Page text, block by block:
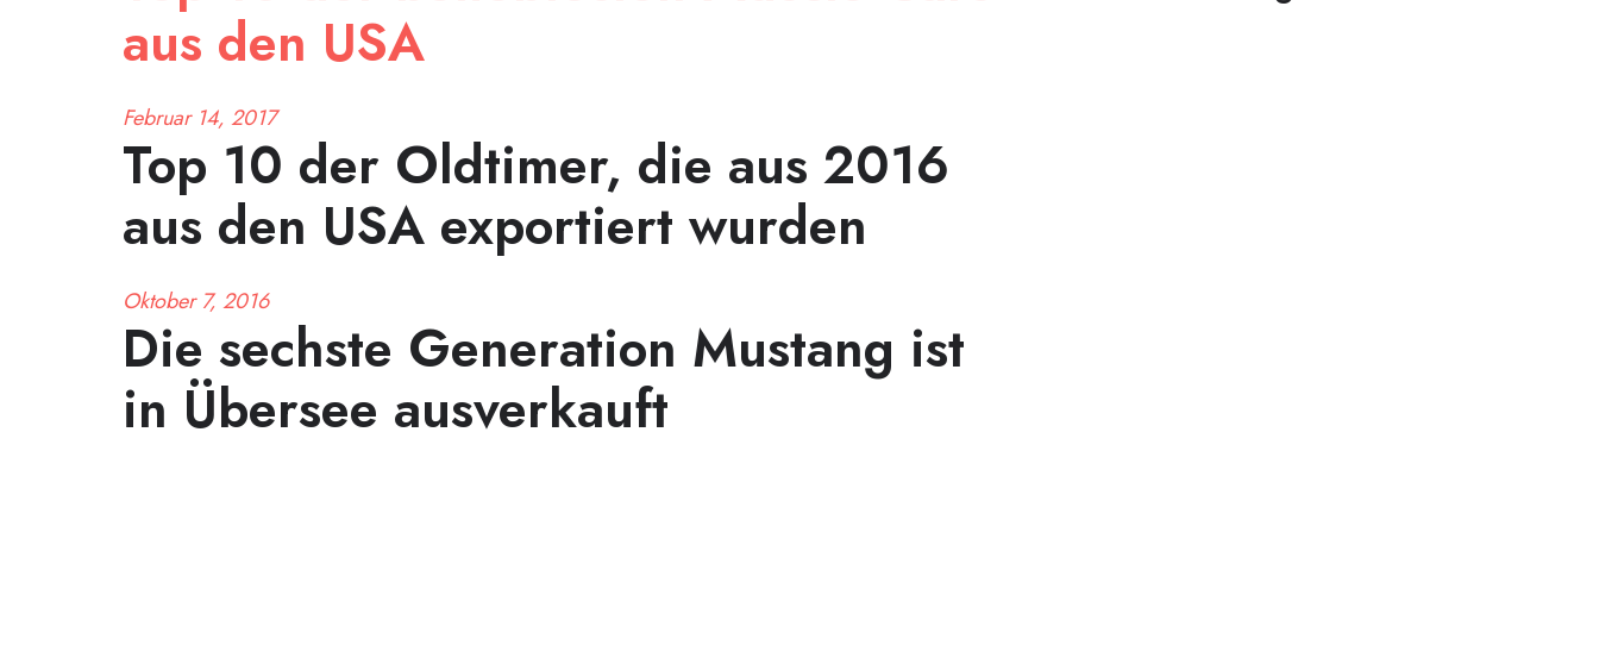
aus den USA
Februar 14, 2017
Top 10 der Oldtimer, die aus 2016
aus den USA exportiert wurden
Oktober 7, 2016
Die sechste Generation Mustang ist
in Übersee ausverkauft